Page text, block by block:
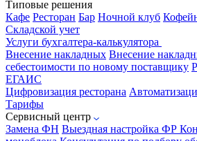
Типовые решения
Кафе Ресторан Бар Ночной клуб
Складской учет
Услуги бухгалтера-калькулятора
Внесение накладных Внесение
себестоимости по новому поставщику
ЕГАИС
Цифровизация ресторана
Тарифы
Сервисный центр
Замена ФН Выездная настройка ФР